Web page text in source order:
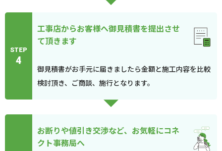
STEP
4
工事店からお客様へ御見積書を提出させ
て頂きます
御見積書がお手元に届きましたら金額と施工内容を比較
検討頂き、ご商談、施行となります。
お断りや値引き交渉など、お気軽にコネ
クト事務局へ